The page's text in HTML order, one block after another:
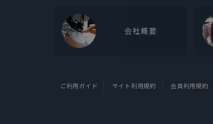
会社概要
ご利用ガイド サイト利用規約 会員利用規約